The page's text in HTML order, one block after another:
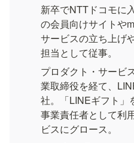
新卒でNTTドコモに
の会員向けサイトや
サービスの立ち上げ
担当として従事。
プロダクト・サービ
業取締役を経て、
社。「LINEギフト」
事業責任者として利
ビスにグロース。